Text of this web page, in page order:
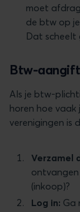
moet
de btw op
Dat scheelt
Btw-
Als je btw-
horen hoe
verenigingen is
Verzamel
(inkoop)?
Log in: Ga